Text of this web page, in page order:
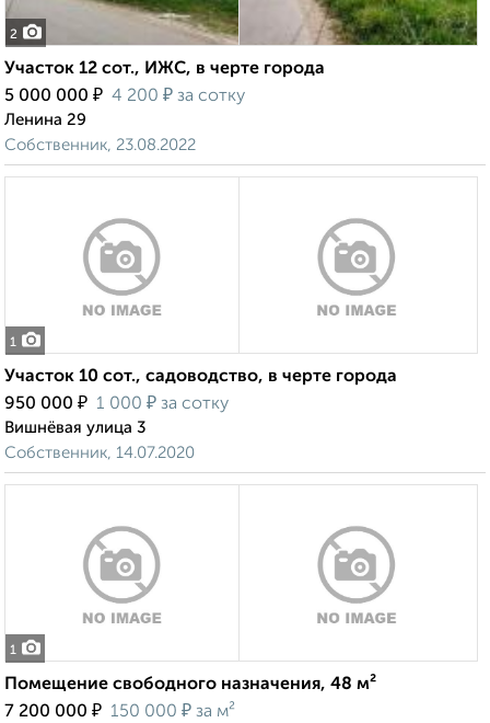
2
Участок 12 сот., ИЖС, в черте города
5 000 000 ₽ 4 200 ₽ за сотку
Ленина 29
Собственник, 23.08.2022
1
Участок 10 сот., садоводство, в черте города
950 000 ₽ 1 000 ₽ за сотку
Вишнёвая улица 3
Собственник, 14.07.2020
1
Помещение свободного назначения, 48 м²
7 200 000 ₽ 150 000 ₽ за м²